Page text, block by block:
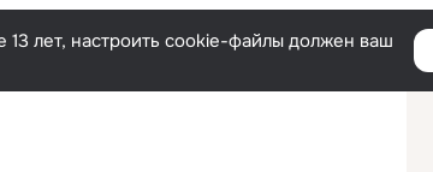
Русский
лет, настроить cookie-файлы должен ваш